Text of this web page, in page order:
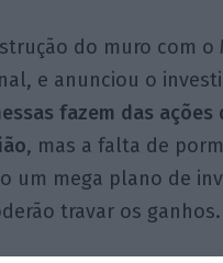
do muro com o
e anunciou o
fazem das
, mas a falta de
um mega plano de
travar os ganhos.